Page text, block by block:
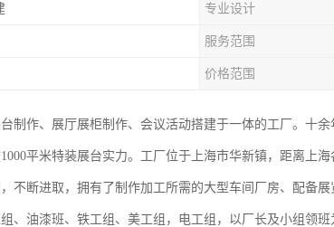
专业设计
服务范围
价格范围
制作、展厅展柜制作、会议活动搭建于一体的工厂。十
平米特装展台实力。工厂位于上海市华新镇，距离上
不断进取，拥有了制作加工所需的大型车间厂房、配备
、油漆班、铁工组、美工组，电工组，以厂长及小组领